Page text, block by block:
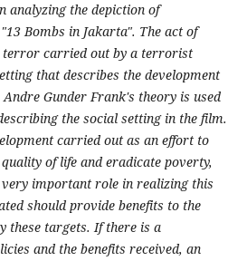
analyzing the depiction of
Bombs in Jakarta". The act of
terror carried out by a terrorist
that describes the development
Gunder Frank's theory is used
the social setting in the film.
carried out as an effort to
of life and eradicate poverty,
important role in realizing this
should provide benefits to the
these targets. If there is a
and the benefits received, an